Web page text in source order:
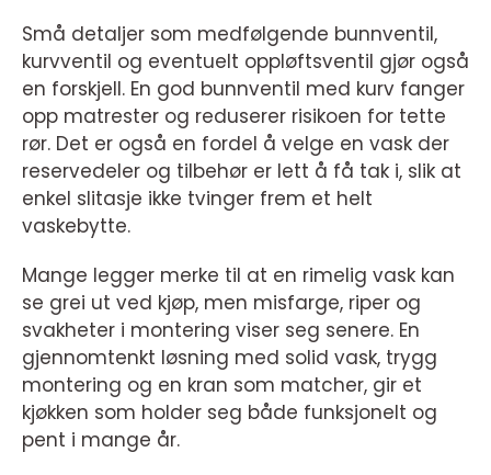
Små detaljer som medfølgende bunnventil,
kurvventil og eventuelt oppløftsventil gjør også
en forskjell. En god bunnventil med kurv fanger
opp matrester og reduserer risikoen for tette
rør. Det er også en fordel å velge en vask der
reservedeler og tilbehør er lett å få tak i, slik at
enkel slitasje ikke tvinger frem et helt
vaskebytte.
Mange legger merke til at en rimelig vask kan
se grei ut ved kjøp, men misfarge, riper og
svakheter i montering viser seg senere. En
gjennomtenkt løsning med solid vask, trygg
montering og en kran som matcher, gir et
kjøkken som holder seg både funksjonelt og
pent i mange år.